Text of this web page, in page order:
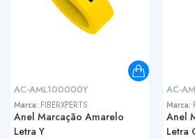
AC-AML100000Y
Marca: FIBERXPERTS
Anel Marcação Amarelo
Letra Y
AC-
Marca:
Anel
Letra